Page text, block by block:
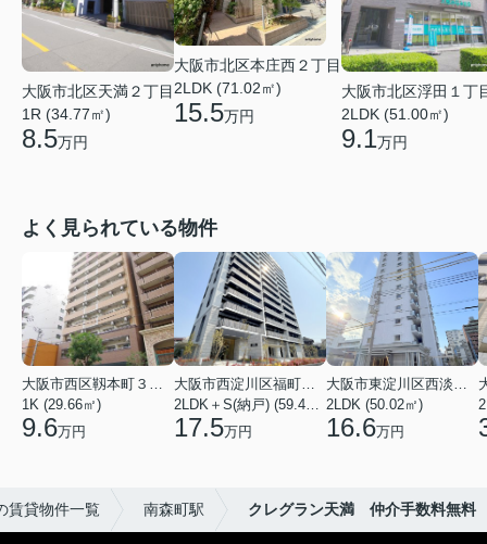
大阪市北区天満２丁目
1R (34.77㎡)
8.5万円
大阪市北区本庄西２丁目
2LDK (71.02㎡)
15.5万円
大阪市北区浮田１丁
2LDK (51.00㎡)
9.1万円
よく見られている物件
1K (29.66㎡)
9.6万円 17.5万円
2LDK (50.02㎡)
16.6万円
賃貸物件一覧 南森町駅 クレグラン天満 仲介手数料無料